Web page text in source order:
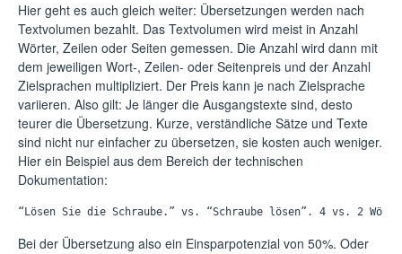
Hier geht es auch gleich weiter: Übersetzungen werden nach
Textvolumen bezahlt. Das Textvolumen wird meist in Anzahl
Wörter, Zeilen oder Seiten gemessen. Die Anzahl wird dann mit
dem jeweiligen Wort-, Zeilen- oder Seitenpreis und der Anzahl
Zielsprachen multipliziert. Der Preis kann je nach Zielsprache
variieren. Also gilt: Je länger die Ausgangstexte sind, desto
teurer die Übersetzung. Kurze, verständliche Sätze und Texte
sind nicht nur einfacher zu übersetzen, sie kosten auch weniger.
Hier ein Beispiel aus dem Bereich der technischen
Dokumentation:
“Lösen Sie die Schraube.” vs. “Schraube lösen”. 4 vs. 2
Bei der Übersetzung also ein Einsparpotenzial von 50%. Oder